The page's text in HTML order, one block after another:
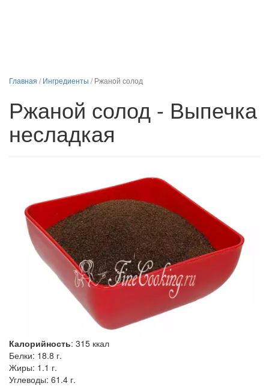
Главная /Ингредиенты /Ржаной солод
Ржаной солод - Выпечка
несладкая
Калорийность: 315 ккал
Белки: 18.8 г.
Жиры: 1.1 г.
Углеводы: 61.4 г.